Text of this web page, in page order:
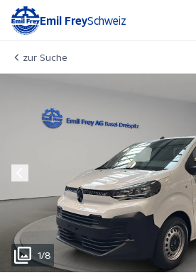
Emil FreySchweiz
zur Suche
1/8